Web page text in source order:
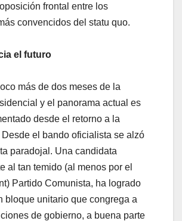
frontal entre los
convencidos del statu quo.
el futuro
más de dos meses de la
y el panorama actual es
desde el retorno a la
el bando oficialista se alzó
paradojal. Una candidata
al tan temido (al menos por el
Partido Comunista, ha logrado
bloque unitario que congrega a
de gobierno, a buena parte